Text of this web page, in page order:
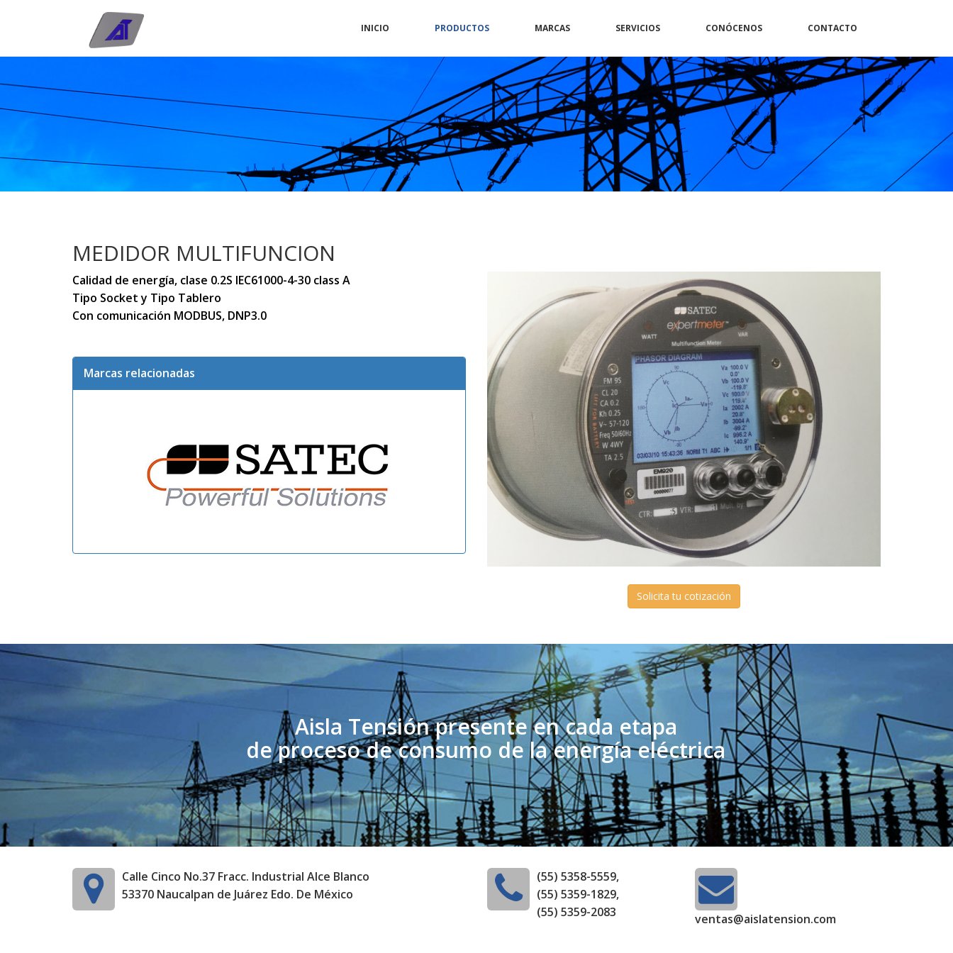
INICIO PRODUCTOS MARCAS SERVICIOS CONÓCENOS CONTACTO
MEDIDOR MULTIFUNCION
Calidad de energía, clase 0.2S IEC61000-4-30 class A
Tipo Socket y Tipo Tablero
Marcas relacionadas
Solicita tu cotización
Aisla Tensión presente en cada etapa
de proceso de consumo de la energía eléctrica
Calle Cinco No.37 Fracc. Industrial Alce Blanco
53370 Naucalpan de Juárez Edo. De México
(55) 5358-5559,
(55) 5359-1829,
(55) 5359-2083
ventas@aislatension.com